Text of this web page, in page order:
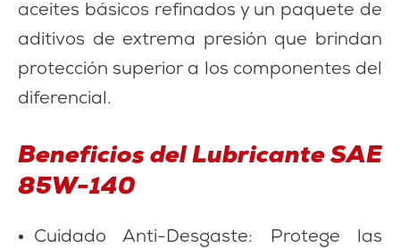
aceites básicos refinados y un paquete de
aditivos de extrema presión que brindan
protección superior a los componentes del
diferencial.
Beneficios del Lubricante SAE
85W-140
Cuidado Anti-Desgaste: Protege las